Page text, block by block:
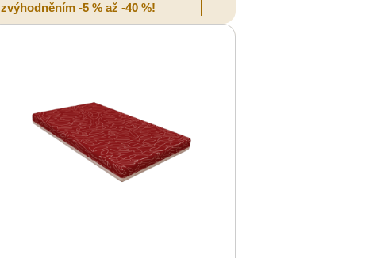
zvýhodněním -5 % až -40 %!